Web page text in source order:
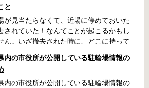
と
が見当たらなくて、近場に停めておいた
されていた！なんてことが起こるかもし
ん。いざ撤去された時に、どこに持って
周辺で自転車が撤去された時に知ってお
利な情報をまとめました。 一宮市で撤去
場合 一宮市役所 一宮駅・自転車一時保管
内の市役所が公開している駐輪場情報の
内の市役所が公開している駐輪場情報の